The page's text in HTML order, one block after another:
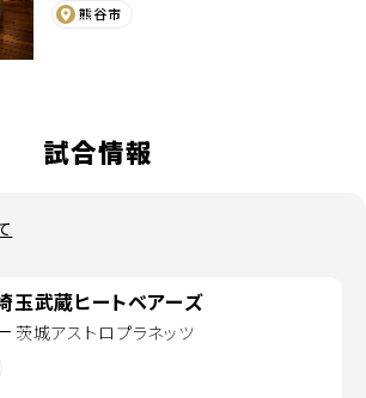
熊谷市
試合情報
玉武蔵ヒートベアーズ
茨城アストロプラネッツ
ィンドウで開く